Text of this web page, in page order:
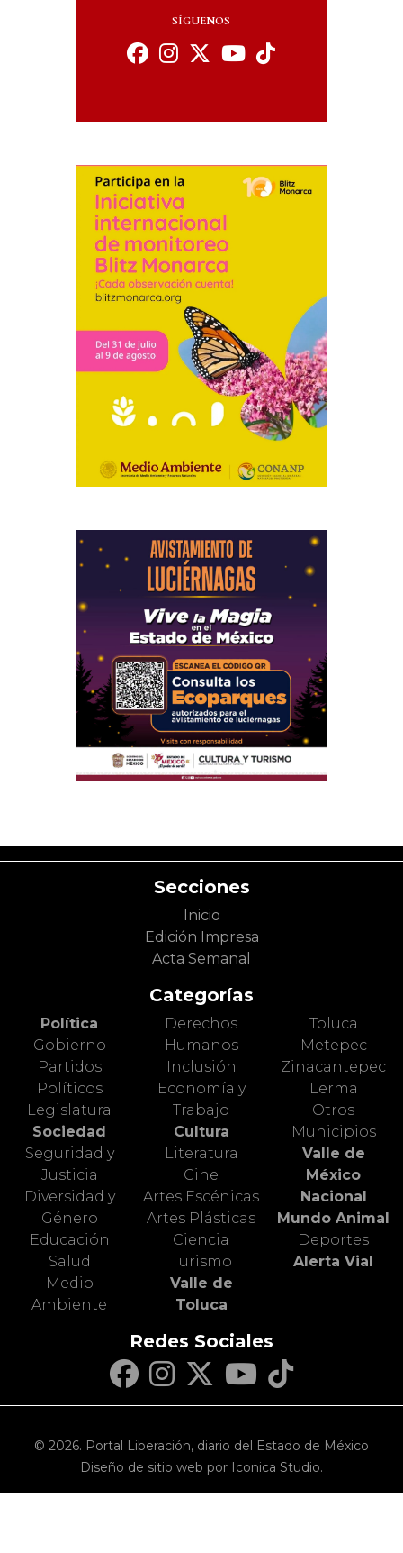
SÍGUENOS
Secciones
Inicio
Edición Impresa
Acta Semanal
Categorías
Política
Gobierno
Partidos
Políticos
Legislatura
Sociedad
Seguridad y
Justicia
Diversidad y
Género
Educación
Salud
Medio
Ambiente
Derechos
Humanos
Inclusión
Economía y
Trabajo
Cultura
Literatura
Cine
Artes Escénicas
Artes Plásticas
Ciencia
Turismo
Valle de
Toluca
Toluca
Metepec
Zinacantepec
Lerma
Otros
Municipios
Valle de
México
Nacional
Mundo Animal
Deportes
Alerta Vial
Redes Sociales
© 2026. Portal Liberación, diario del Estado de México
Diseño de sitio web por Iconica Studio.